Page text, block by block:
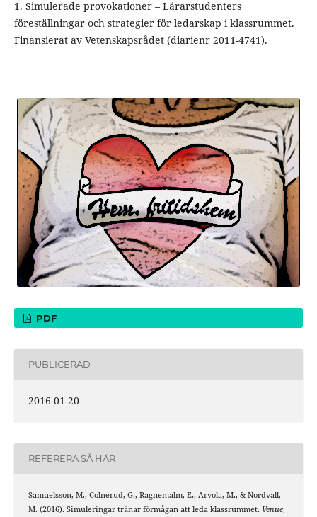
1. Simulerade provokationer – Lärarstudenters
föreställningar och strategier för ledarskap i klassrummet.
Finansierat av Vetenskapsrådet (diarienr 2011-4741).
PDF
PUBLICERAD
2016-01-20
REFERERA SÅ HÄR
Samuelsson, M., Colnerud, G., Ragnemalm, E., Arvola, M., & Nordvall,
M. (2016). Simuleringar tränar förmågan att leda klassrummet. Venue,